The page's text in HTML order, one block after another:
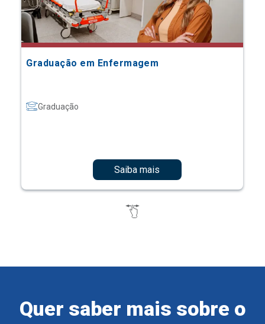
Graduação em Enfermagem
Graduação
Saiba mais
Quer saber mais sobre o